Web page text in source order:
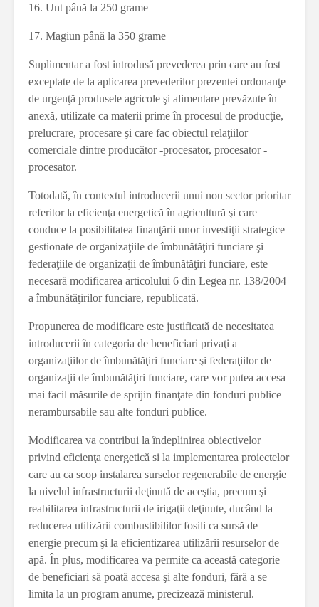
16. Unt până la 250 grame
17. Magiun până la 350 grame
Suplimentar a fost introdusă prevederea prin care au fost
exceptate de la aplicarea prevederilor prezentei ordonanţe
de urgenţă produsele agricole şi alimentare prevăzute în
anexă, utilizate ca materii prime în procesul de producţie,
prelucrare, procesare şi care fac obiectul relaţiilor
comerciale dintre producător -procesator, procesator -
procesator.
Totodată, în contextul introducerii unui nou sector prioritar
referitor la eficienţa energetică în agricultură şi care
conduce la posibilitatea finanţării unor investiţii strategice
gestionate de organizaţiile de îmbunătăţiri funciare şi
federaţiile de organizaţii de îmbunătăţiri funciare, este
necesară modificarea articolului 6 din Legea nr. 138/2004
a îmbunătăţirilor funciare, republicată.
Propunerea de modificare este justificată de necesitatea
introducerii în categoria de beneficiari privaţi a
organizaţiilor de îmbunătăţiri funciare şi federaţiilor de
organizaţii de îmbunătăţiri funciare, care vor putea accesa
mai facil măsurile de sprijin finanţate din fonduri publice
nerambursabile sau alte fonduri publice.
Modificarea va contribui la îndeplinirea obiectivelor
privind eficienţa energetică si la implementarea proiectelor
care au ca scop instalarea surselor regenerabile de energie
la nivelul infrastructurii deţinută de aceştia, precum şi
reabilitarea infrastructurii de irigaţii deţinute, ducând la
reducerea utilizării combustibililor fosili ca sursă de
energie precum şi la eficientizarea utilizării resurselor de
apă. În plus, modificarea va permite ca această categorie
de beneficiari să poată accesa şi alte fonduri, fără a se
limita la un program anume, precizează ministerul.